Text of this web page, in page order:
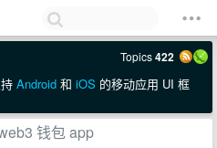
Topics422
Android 和 iOS 的移动应用 UI 框
钱包 app